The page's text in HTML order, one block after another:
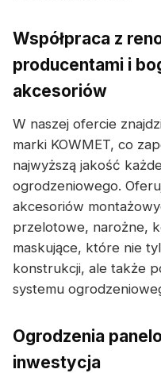
Współpraca z
producentami i
akcesoriów
W naszej ofercie
marki KOWMET, co
najwyższą jakość
ogrodzeniowego.
akcesoriów
przelotowe, narożne,
maskujące, które nie
konstrukcji, ale także
systemu
Ogrodzenia
inwestycja